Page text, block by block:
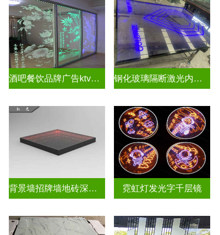
酒吧餐饮品牌广告ktv激光内雕发光艺术玻璃 钢化玻璃隔断激光内雕护栏玻璃
背景墙招牌墙地砖深渊镜 霓虹灯发光字千层镜